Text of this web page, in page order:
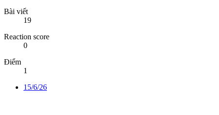
Bài viết
19
Reaction score
0
Điểm
1
15/6/26